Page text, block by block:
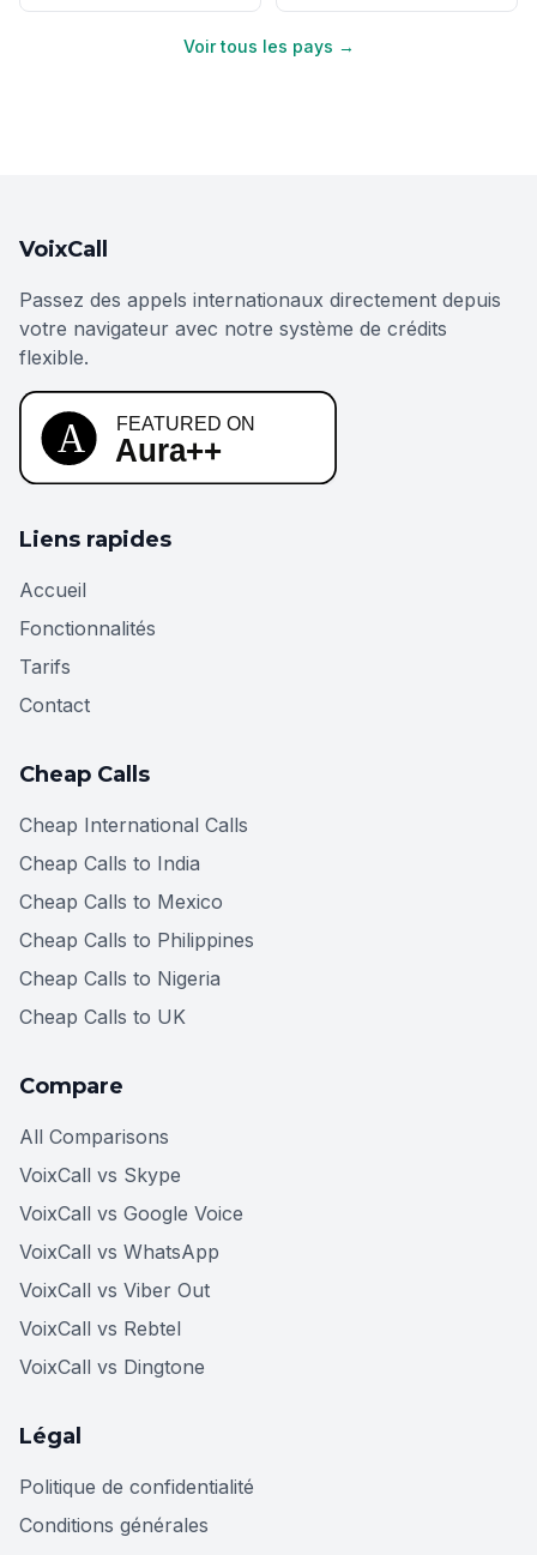
Voir tous les pays →
VoixCall
Passez des appels internationaux directement depuis
votre navigateur avec notre système de crédits
flexible.
Liens rapides
Accueil
Fonctionnalités
Tarifs
Contact
Cheap Calls
Cheap International Calls
Cheap Calls to India
Cheap Calls to Mexico
Cheap Calls to Philippines
Cheap Calls to Nigeria
Cheap Calls to UK
Compare
All Comparisons
VoixCall vs Skype
VoixCall vs Google Voice
VoixCall vs WhatsApp
VoixCall vs Viber Out
VoixCall vs Rebtel
VoixCall vs Dingtone
Légal
Politique de confidentialité
Conditions générales